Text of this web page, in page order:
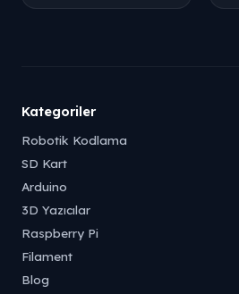
Kategoriler
Robotik Kodlama
SD Kart
Arduino
3D Yazıcılar
Raspberry Pi
Filament
Blog